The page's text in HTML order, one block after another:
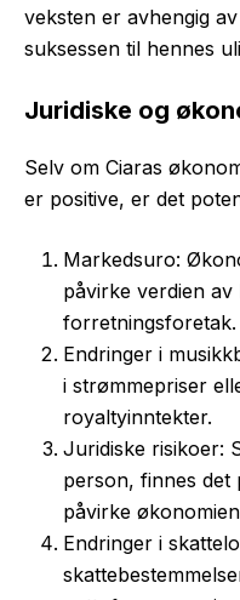
veksten er avhengig
suksessen til hennes
Juridiske og
Selv om Ciaras
er positive, er det
Markedsuro:
påvirke verdien
forretningsforetak.
Endringer i
i strømmepriser
royaltyinntekter.
Juridiske risikoer:
person, finnes det
påvirke
Endringer i